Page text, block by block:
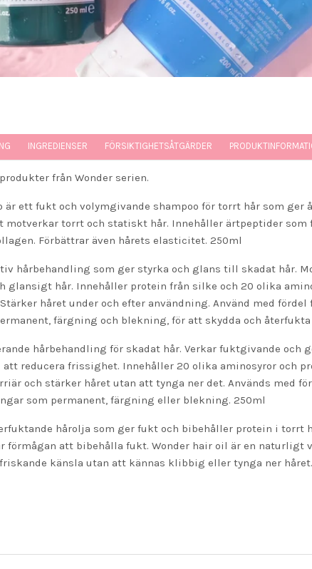
INGREDIENSER FÖRSIKTIGHETSÅTGÄRDER
från Wonder serien.
är ett fukt och volymgivande shampoo för torrt hår som ger
motverkar torrt och statiskt hår. Innehåller ärtpeptider som
Förbättrar även hårets elasticitet. 250ml
hårbehandling som ger styrka och glans till skadat hår.
glansigt hår. Innehåller protein från silke och 20 olika
håret under och efter användning. Använd med fördel
färgning och blekning, för att skydda och
hårbehandling för skadat hår. Verkar fuktgivande och
reducera frissighet. Innehåller 20 olika aminosyror och
och stärker håret utan att tynga ner det. Används med
som permanent, färgning eller blekning. 250ml
hårolja som ger fukt och bibehåller protein i torrt
att bibehålla fukt. Wonder hair oil är en naturligt
känsla utan att kännas klibbig eller tynga ner håret.